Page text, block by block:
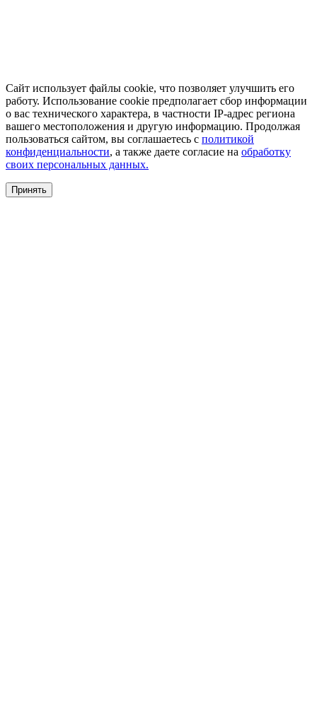
Сайт использует файлы cookie, что позволяет улучшить его
работу. Использование cookie предполагает сбор информации
о вас технического характера, в частности IP-адрес региона
вашего местоположения и другую информацию. Продолжая
пользоваться сайтом, вы соглашаетесь с политикой
конфиденциальности, а также даете согласие на обработку
своих персональных данных.
Принять